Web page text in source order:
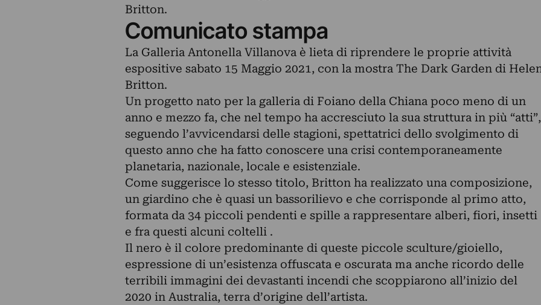
Britton.
Comunicato stampa
La Galleria Antonella Villanova è lieta di riprendere le proprie attività
espositive sabato 15 Maggio 2021, con la mostra The Dark Garden di
Britton.
Un progetto nato per la galleria di Foiano della Chiana poco meno di un
anno e mezzo fa, che nel tempo ha accresciuto la sua struttura in più “atti”,
seguendo l’avvicendarsi delle stagioni, spettatrici dello svolgimento di
questo anno che ha fatto conoscere una crisi contemporaneamente
planetaria, nazionale, locale e esistenziale.
Come suggerisce lo stesso titolo, Britton ha realizzato una composizione,
un giardino che è quasi un bassorilievo e che corrisponde al primo atto,
formata da 34 piccoli pendenti e spille a rappresentare alberi, fiori, insetti
e fra questi alcuni coltelli .
Il nero è il colore predominante di queste piccole sculture/gioiello,
espressione di un’esistenza offuscata e oscurata ma anche ricordo delle
terribili immagini dei devastanti incendi che scoppiarono all’inizio del
2020 in Australia, terra d’origine dell’artista.